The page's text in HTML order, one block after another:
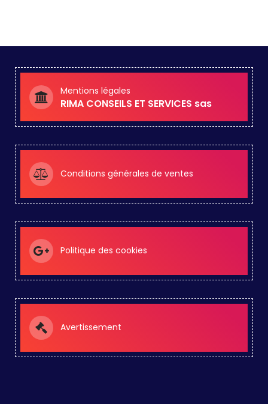
Mentions légales
RIMA CONSEILS ET SERVICES sas
Conditions générales de ventes
Politique des cookies
Avertissement